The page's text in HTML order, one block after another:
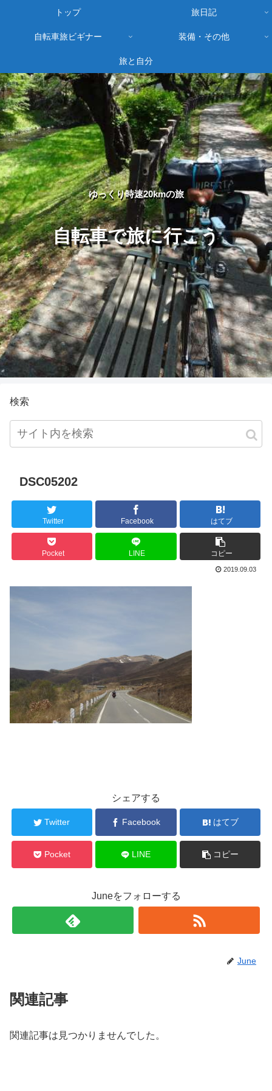
ゆっくり時速20kmの旅
自転車で旅に行こう
トップ 旅日記
自転車旅ビギナー 装備・その他
旅と自分
検索
DSC05202
Twitter Facebook はてブ
Pocket LINE コピー
2019.09.03
シェアする
Twitter Facebook はてブ
Pocket LINE コピー
Juneをフォローする
June
関連記事
関連記事は見つかりませんでした。